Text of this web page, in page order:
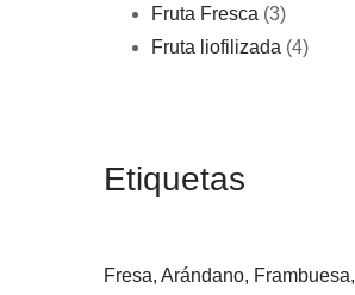
Fruta Fresca 3
Fruta liofilizada 4
Etiquetas
Fresa, Arándano, Frambuesa,